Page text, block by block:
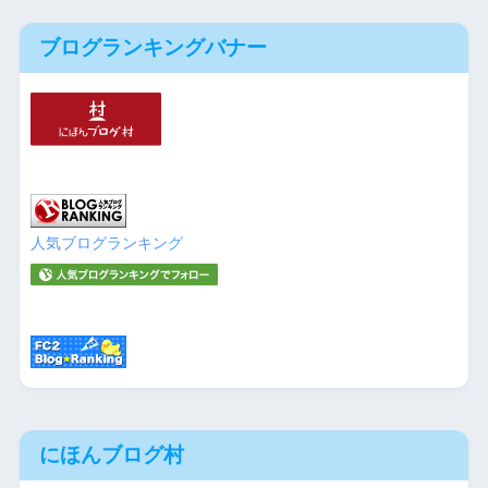
ブログランキングバナー
人気ブログランキング
にほんブログ村